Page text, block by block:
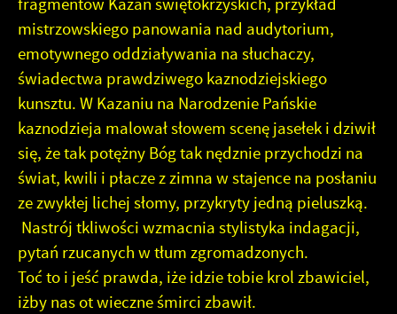
mistrzowskiego panowania nad audytorium,
emotywnego oddziaływania na słuchaczy,
świadectwa prawdziwego kaznodziejskiego
kunsztu. W Kazaniu na Narodzenie Pańskie
kaznodzieja malował słowem scenę jasełek i dziwił
się, że tak potężny Bóg tak nędznie przychodzi na
świat, kwili i płacze z zimna w stajence na posłaniu
ze zwykłej lichej słomy, przykryty jedną pieluszką.
Nastrój tkliwości wzmacnia stylistyka indagacji,
pytań rzucanych w tłum zgromadzonych.
Toć to i jeść prawda, iże idzie tobie krol zbawiciel,
iżby nas ot wieczne śmirci zbawił.